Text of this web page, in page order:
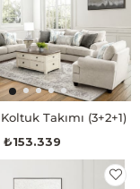
Takımı (3+2+1)
₺153.339